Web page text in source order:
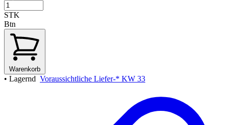
STK
Btn
Warenkorb
• Lagernd Voraussichtliche Liefer-* KW 33